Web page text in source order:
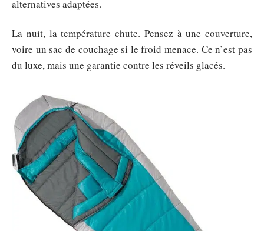
alternatives adaptées.
La nuit, la température chute. Pensez à une couverture,
voire un sac de couchage si le froid menace. Ce n’est pas
du luxe, mais une garantie contre les réveils glacés.